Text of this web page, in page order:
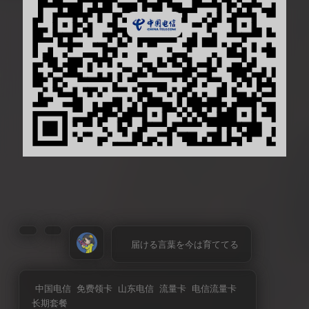
届ける言葉を今は育ててる
中国电信 免费领卡 山东电信 流量卡 电信流量卡
长期套餐